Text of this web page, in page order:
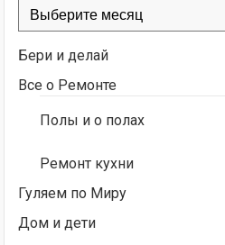
Архивы
Бери и делай
Все о Ремонте
Полы и о полах
Ремонт кухни
Гуляем по Миру
Дом и дети